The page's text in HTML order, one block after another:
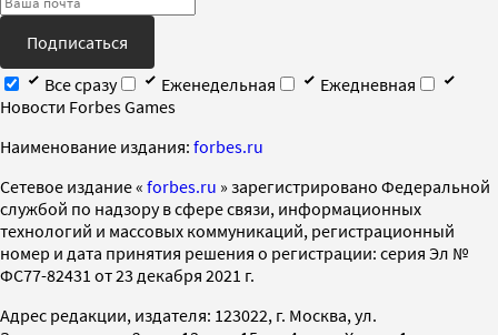
Подписаться
Все сразу
Еженедельная
Ежедневная
Новости Forbes Games
Наименование издания: forbes.ru
Cетевое издание « forbes.ru » зарегистрировано Федеральной
службой по надзору в сфере связи, информационных
технологий и массовых коммуникаций, регистрационный
номер и дата принятия решения о регистрации: серия Эл №
ФС77-82431 от 23 декабря 2021 г.
Адрес редакции, издателя: 123022, г. Москва, ул.